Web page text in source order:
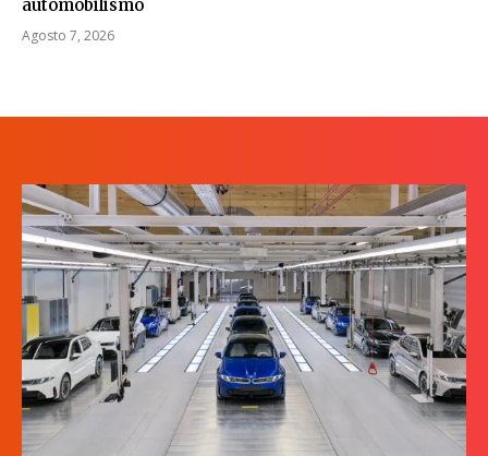
automobilismo
Agosto 7, 2026